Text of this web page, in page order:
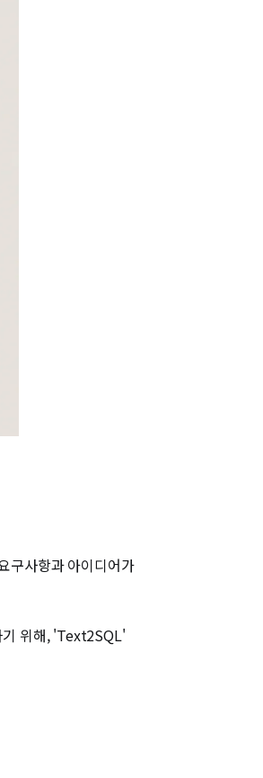
구사항과 아이디어가
기 위해, 'Text2SQL'